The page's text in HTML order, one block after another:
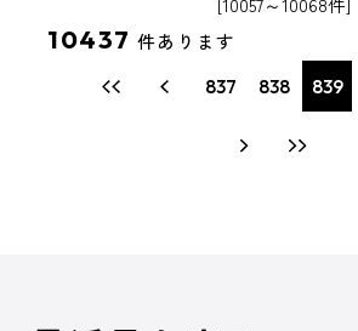
10437 件あります
837 838 839